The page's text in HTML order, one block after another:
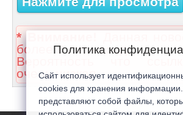
* Внимание!
Данная
более 2 лет назад.
Вероятность что
очень низкая.
Политика
Сайт использует
cookies для хранения
представляют собой файлы,